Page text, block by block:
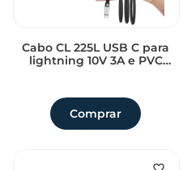
Cabo CL 225L USB C para
lightning 10V 3A e PVC
Comprar